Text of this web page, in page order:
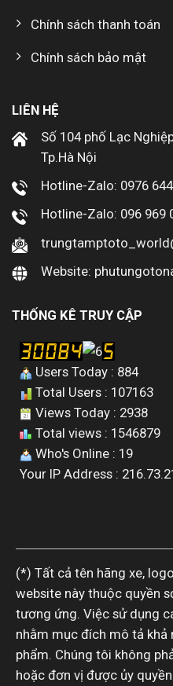
Chính sách thanh toán
Chính sách bảo mật
LIÊN HỆ
Số 104 phố Lạc
Tp.Hà Nội
Hotline-Zalo: 0976
Hotline-Zalo: 096 969
Website:
THỐNG KÊ TRUY CẬP
Users Today : 884
Total Users : 107163
Views Today : 2938
Total views : 1546879
Who's Online : 19
Your IP Address :
(*) Tất cả tên hãng xe,
website này thuộc quyền
tương ứng. Việc sử dụng
nhằm mục đích mô tả
phẩm. Chúng tôi không
hoặc đơn vị được ủy